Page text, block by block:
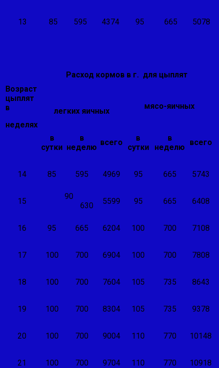
13 85 595 4374 95 665 5078
Возраст
цыплят
в
неделях
Расход кормов в г. для цыплят
легких яичных
мясо-яичных
в
сутки
в
неделю
всего
в
сутки
в
неделю
всего
14 85 595 4969 95 665 5743
15
90
630
5599 95 665 6408
16 95 665 6204 100 700 7108
17 100 700 6904 100 700 7808
18 100 700 7604 105 735 8643
19 100 700 8304 105 735 9378
20 100 700 9004 110 770 10148
21 100 700 9704 110 770 10918